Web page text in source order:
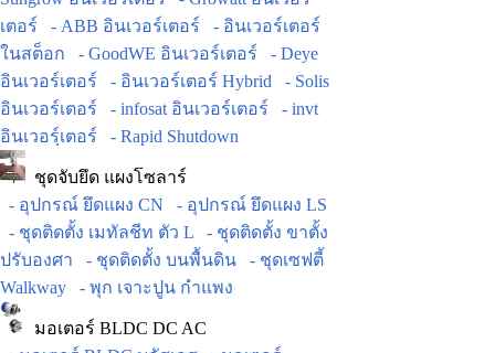
เตอร์
- ABB อินเวอร์เตอร์
- อินเวอร์เตอร์
ในสต็อก
- GoodWE อินเวอร์เตอร์
- Deye
อินเวอร์เตอร์
- อินเวอร์เตอร์ Hybrid
- Solis
อินเวอร์เตอร์
- infosat อินเวอร์เตอร์
- invt
อินเวอร์ฺเตอร์
- Rapid Shutdown
ชุดจับยึด แผงโซลาร์
- อุปกรณ์ ยึดแผง CN
- อุปกรณ์ ยึดแผง LS
- ชุดติดตั้ง เมทัลชีท ตัว L
- ชุดติดตั้ง ขาตั้ง
ปรับองศา
- ชุดติดตั้ง บนพื้นดิน
- ชุดเซฟตี้
Walkway
- พุก เจาะปูน กำแพง
มอเตอร์ BLDC DC AC